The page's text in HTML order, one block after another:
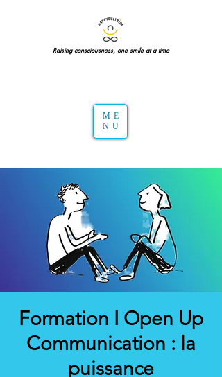
Raising consciousness, one smile at a time
ME
NU
Formation I Open Up
Communication : la
puissance